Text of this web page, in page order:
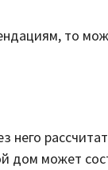
то
дом может